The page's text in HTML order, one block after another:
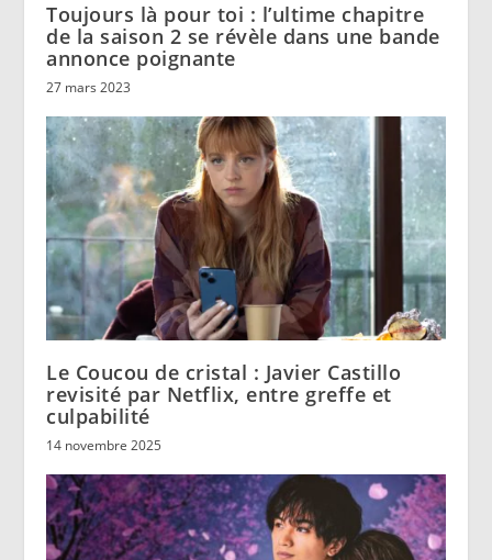
Toujours là pour toi : l’ultime chapitre
de la saison 2 se révèle dans une bande
annonce poignante
27 mars 2023
Le Coucou de cristal : Javier Castillo
revisité par Netflix, entre greffe et
culpabilité
14 novembre 2025